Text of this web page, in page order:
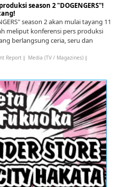
season 2 "DOGENGERS"!
season 2 akan mulai tayang 11
meliput konferensi pers produksi
berlangsung ceria, seru dan
Report｜ Media (TV / Magazines)｜